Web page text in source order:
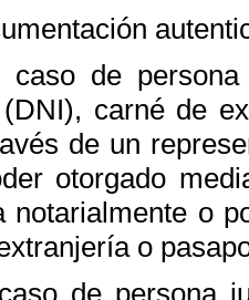
caso de
(DNI), carné de
de un
otorgado
notarialmente o
o
de persona